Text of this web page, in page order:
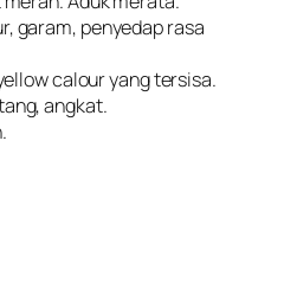
garam, penyedap rasa
calour yang tersisa.
angkat.